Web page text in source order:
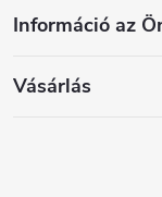
Információ az
Vásárlás